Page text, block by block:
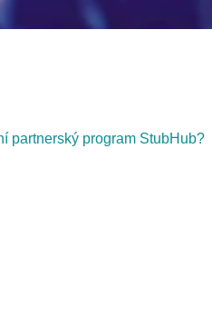
partnerský program StubHub?